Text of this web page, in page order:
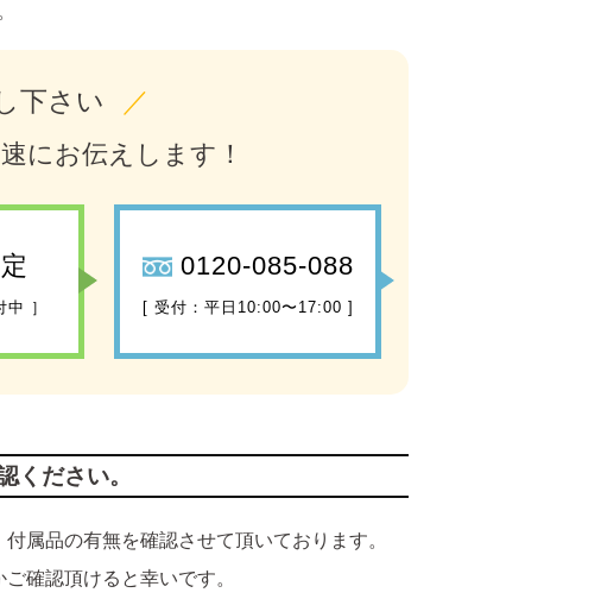
下さい ／
にお伝えします！
中 ］
0120-085-088
[ 受付：平日10:00〜17:00 ]
ください。
属品の有無を確認させて頂いております。
確認頂けると幸いです。